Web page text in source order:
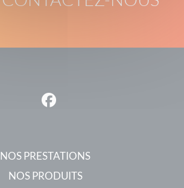
NOS PRESTATIONS
NOS PRODUITS